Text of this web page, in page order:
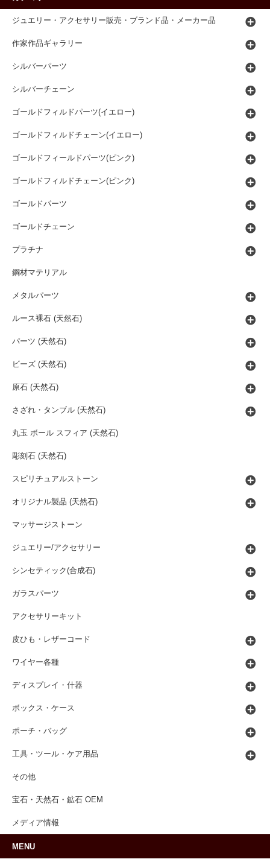
ジュエリー・アクセサリー販売・ブランド品・メーカー品
作家作品ギャラリー
シルバーパーツ
シルバーチェーン
ゴールドフィルドパーツ(イエロー)
ゴールドフィルドチェーン(イエロー)
ゴールドフィールドパーツ(ピンク)
ゴールドフィルドチェーン(ピンク)
ゴールドパーツ
ゴールドチェーン
プラチナ
鋼材マテリアル
メタルパーツ
ルース裸石 (天然石)
パーツ (天然石)
ビーズ (天然石)
原石 (天然石)
さざれ・タンブル (天然石)
丸玉 ボール スフィア (天然石)
彫刻石 (天然石)
スピリチュアルストーン
オリジナル製品 (天然石)
マッサージストーン
ジュエリー/アクセサリー
シンセティック(合成石)
ガラスパーツ
アクセサリーキット
皮ひも・レザーコード
ワイヤー各種
ディスプレイ・什器
ボックス・ケース
ポーチ・バッグ
工具・ツール・ケア用品
その他
宝石・天然石・鉱石 OEM
メディア情報
MENU